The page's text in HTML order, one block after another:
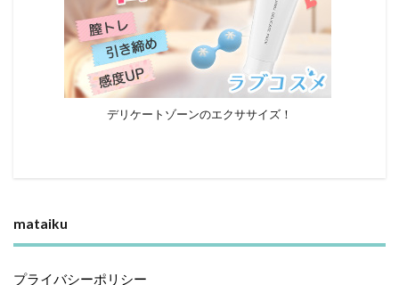
デリケートゾーンのエクササイズ！
mataiku
プライバシーポリシー